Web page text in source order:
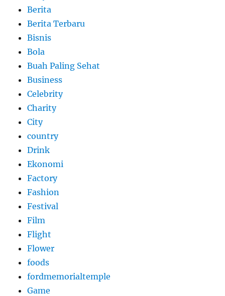
Berita
Berita Terbaru
Bisnis
Bola
Buah Paling Sehat
Business
Celebrity
Charity
City
country
Drink
Ekonomi
Factory
Fashion
Festival
Film
Flight
Flower
foods
fordmemorialtemple
Game